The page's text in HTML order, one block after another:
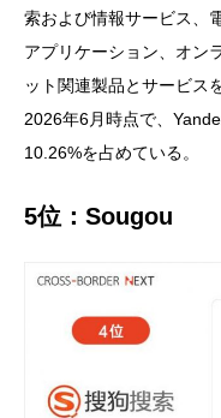
索および情報サービス、
アプリケーション、オン
ット関連製品とサービス
2026年6月時点で、
10.26%を占めている。
5位：Sougou